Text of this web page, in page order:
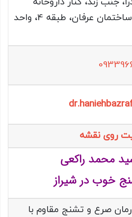
مادر، ساختمان عرفان، طبقه 4، واحد
روی نقشه
محمد راکعی
خوب در شیراز
صرع و تشنج مقاوم با